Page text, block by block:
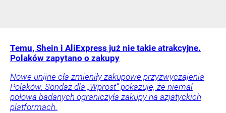
Temu, Shein i AliExpress już nie takie atrakcyjne.
Polaków zapytano o zakupy
Nowe unijne cła zmieniły zakupowe przyzwyczajenia
Polaków. Sondaż dla „Wprost” pokazuje, że niemal
połowa badanych ograniczyła zakupy na azjatyckich
platformach.